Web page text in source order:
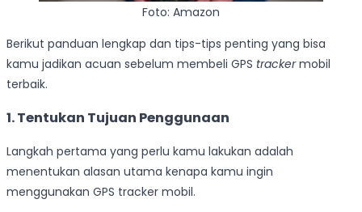
Foto: Amazon
Berikut panduan lengkap dan tips-tips penting yang bisa
kamu jadikan acuan sebelum membeli GPS trackermobil
terbaik.
1. Tentukan Tujuan Penggunaan
Langkah pertama yang perlu kamu lakukan adalah
menentukan alasan utama kenapa kamu ingin
menggunakan GPS tracker mobil.